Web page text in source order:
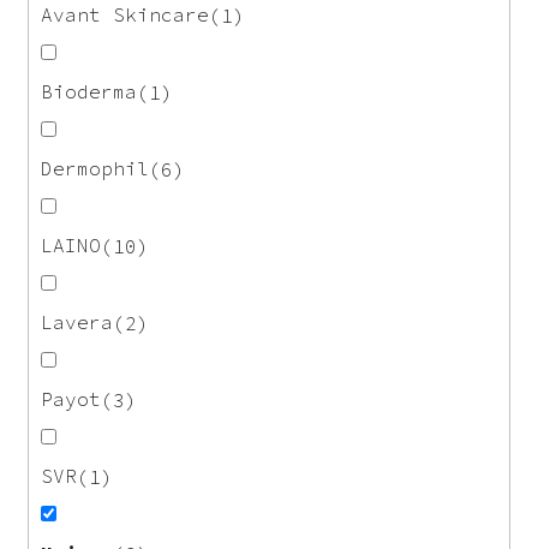
Avant Skincare 1
Bioderma 1
Dermophil 6
LAINO 10
Lavera 2
Payot 3
SVR 1